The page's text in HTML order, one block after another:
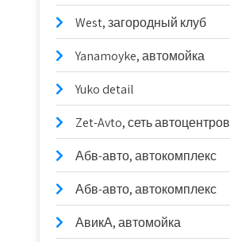
West, загородный клуб
Yanamoyke, автомойка
Yuko detail
Zet-Avto, сеть автоцентров
Абв-авто, автокомплекс
Абв-авто, автокомплекс
АвикА, автомойка